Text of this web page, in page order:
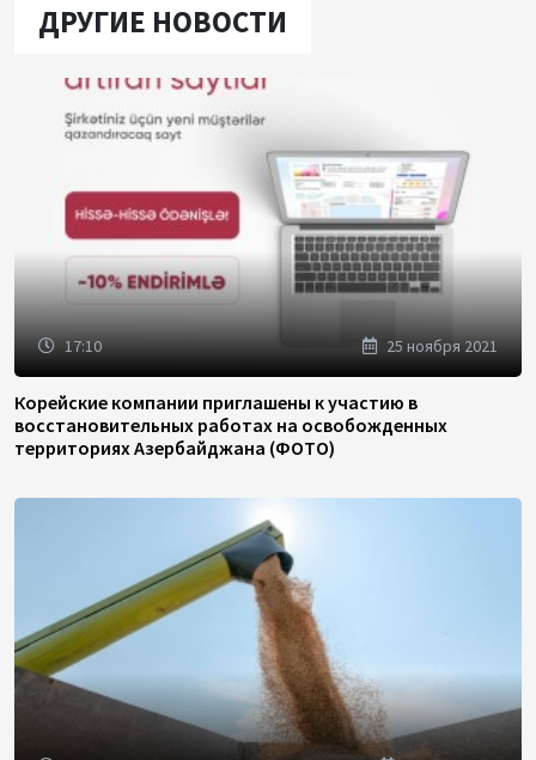
ДРУГИЕ НОВОСТИ
17:10 25 ноября 2021
Корейские компании приглашены к участию в
восстановительных работах на освобожденных
территориях Азербайджана (ФОТО)